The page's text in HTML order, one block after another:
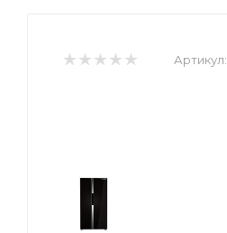
Артикул: